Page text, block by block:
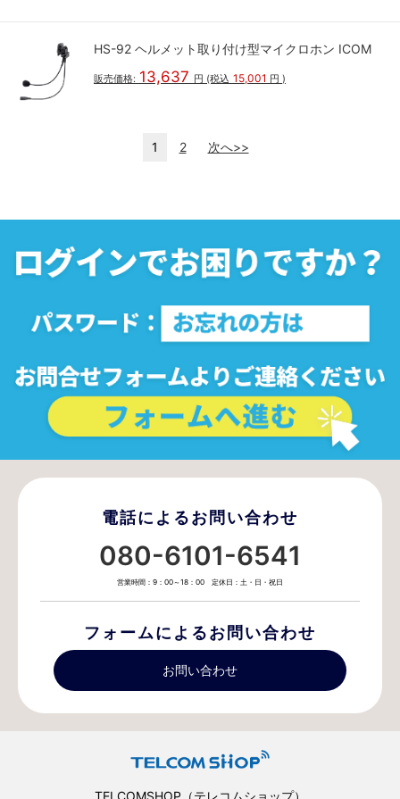
HS-92 ヘルメット取り付け型マイクロホン ICOM
販売価格: 13,637 円 (税込 15,001 円 )
1 2 次へ>>
電話によるお問い合わせ
080-6101-6541
営業時間：9：00～18：00 定休日：土・日・祝日
フォームによるお問い合わせ
お問い合わせ
TELCOMSHOP（テレコムショップ）